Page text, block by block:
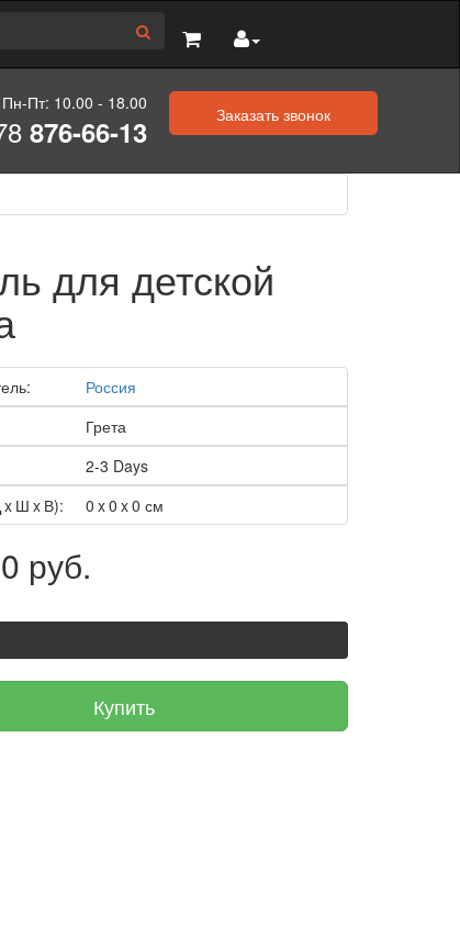
Пн-Пт: 10.00 - 18.00
876-66-13 Заказать звонок
для детской
Россия
Грета
2-3 Days
Ш x В):
0 x 0 x 0 см
руб.
Купить